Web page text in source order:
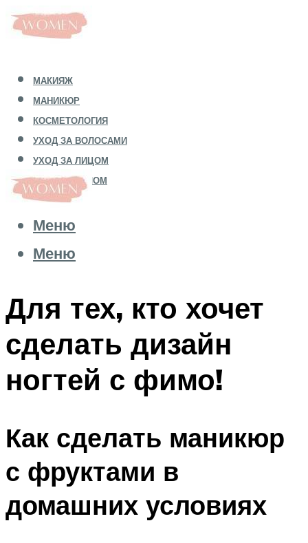
МАКИЯЖ
МАНИКЮР
КОСМЕТОЛОГИЯ
УХОД ЗА ВОЛОСАМИ
УХОД ЗА ЛИЦОМ
УХОД ЗА ТЕЛОМ
Меню
Меню
Для тех, кто хочет
сделать дизайн
ногтей с фимо!
Как сделать маникюр
с фруктами в
домашних условиях